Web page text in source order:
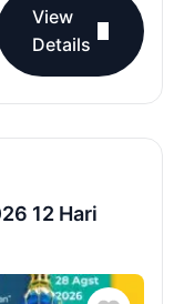
View
Details
12 Hari